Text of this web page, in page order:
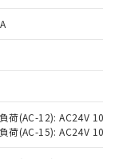
荷(AC-12): AC24V 10A/
荷(AC-15): AC24V
のうえ
事業取扱
価格
もので
中には、
品もある
物質）の
出す予
質）の
認中の
で、有
として
RoHSの
RoHSの